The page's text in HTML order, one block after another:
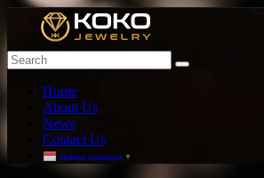
Home
About Us
News
Contact Us
Bahasa Indonesia ▼